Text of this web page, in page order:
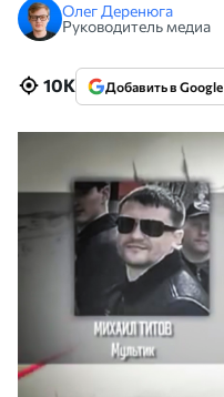
Олег Деренюга
Руководитель медиа
10K Добавить в Google